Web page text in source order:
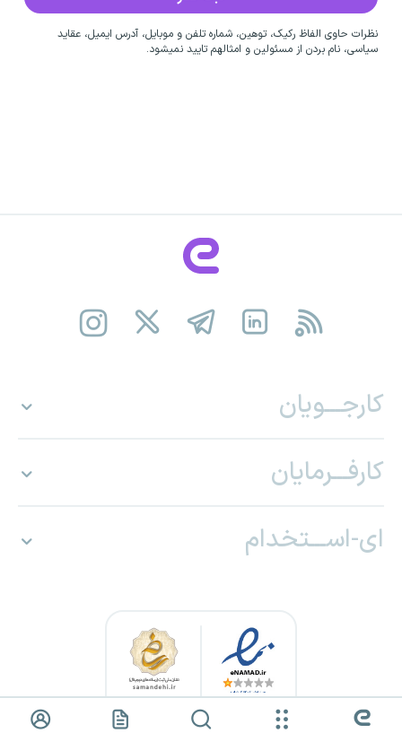
نظرات حاوی الفاظ رکیک، توهین، شماره تلفن و موبایل، آدرس ایمیل، عقاید
سیاسی، نام بردن از مسئولین و امثالهم تایید نمیشود.
کارجـــویان
کارفـــرمایان
ای-اســـتخدام